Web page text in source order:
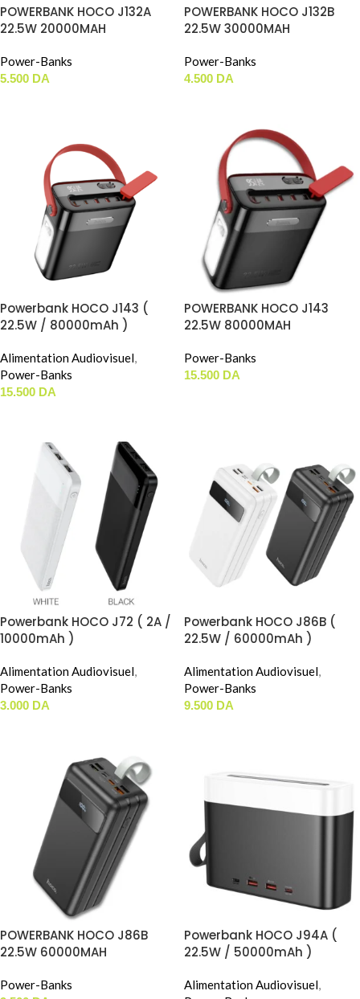
POWERBANK HOCO J132A
22.5W 20000MAH
Power-Banks
5.500 DA
POWERBANK HOCO J132B
22.5W 30000MAH
Power-Banks
4.500 DA
Powerbank HOCO J143 (
22.5W / 80000mAh )
Alimentation Audiovisuel,
Power-Banks
15.500 DA
POWERBANK HOCO J143
22.5W 80000MAH
Power-Banks
15.500 DA
Powerbank HOCO J72 ( 2A /
10000mAh )
Alimentation Audiovisuel,
Power-Banks
3.000 DA
Powerbank HOCO J86B (
22.5W / 60000mAh )
Alimentation Audiovisuel,
Power-Banks
9.500 DA
POWERBANK HOCO J86B
22.5W 60000MAH
Power-Banks
Powerbank HOCO J94A (
22.5W / 50000mAh )
Alimentation Audiovisuel,